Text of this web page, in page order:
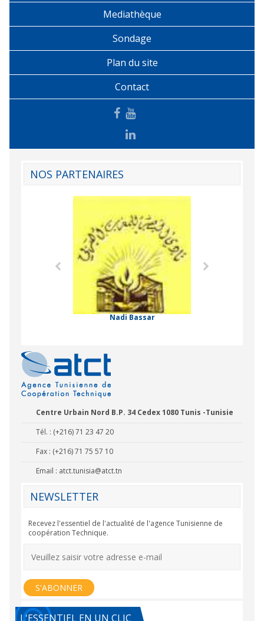
Mediathèque
Sondage
Plan du site
Contact
NOS PARTENAIRES
Nadi Bassar
Centre Urbain Nord B.P. 34 Cedex 1080 Tunis -Tunisie
Tél. : (+216) 71 23 47 20
Fax : (+216) 71 75 57 10
Email : atct.tunisia@atct.tn
NEWSLETTER
Recevez l'essentiel de l'actualité de l'agence Tunisienne de
coopération Technique.
L'ESSENTIEL EN UN CLIC